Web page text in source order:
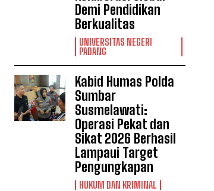
Demi Pendidikan
Berkualitas
UNIVERSITAS NEGERI
PADANG
Kabid Humas Polda
Sumbar
Susmelawati:
Operasi Pekat dan
Sikat 2026 Berhasil
Lampaui Target
Pengungkapan
HUKUM DAN KRIMINAL